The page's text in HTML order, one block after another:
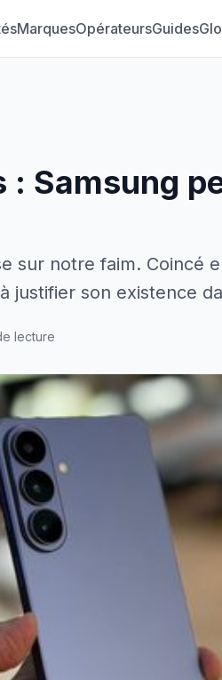
MarquesOpérateursGuides
: Samsung
sur notre faim. Coincé
justifier son existence
lecture